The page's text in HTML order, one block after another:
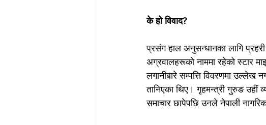
के हो विवाद?
प्रसंग हाल अनुसन्धानका लागि प्रहरी
अग्रवालहरूको नाममा रहेको स्टार
लगानीबारे सम्पत्ति विवरणमा उल्लेख
तानिएका थिए। गृहमन्त्री गुरुङ उहीं
समाचार छापेपछि उनले नेपाली